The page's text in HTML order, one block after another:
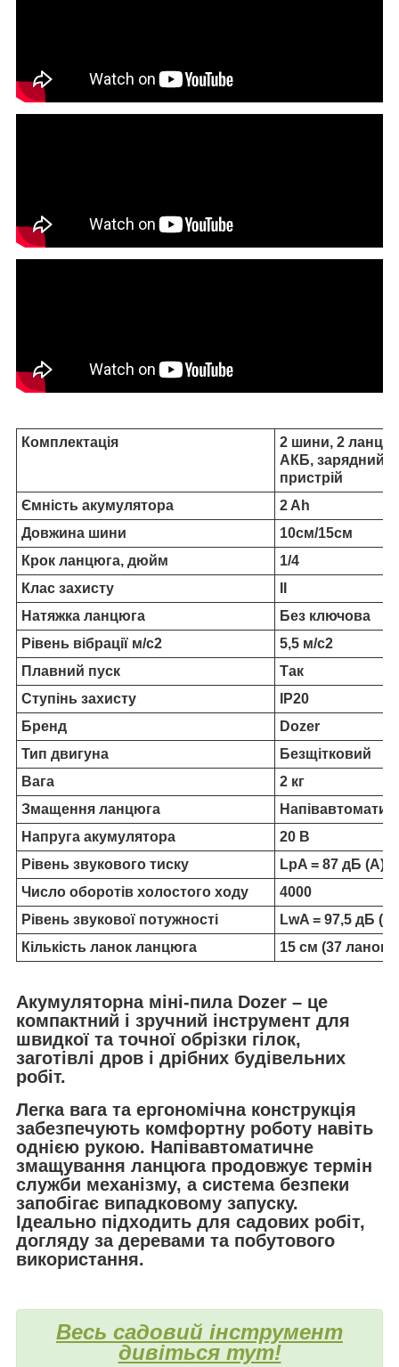
Комплектація
2 шини, 2
АКБ, зарядний
пристрій
Ємність акумулятора
2 Ah
Довжина шини
10см/15см
Крок ланцюга, дюйм
1/4
Клас захисту
Натяжка ланцюга
Без ключова
Рівень вібрації м/с2
5,5 м/с2
Плавний пуск
Так
Ступінь захисту
IP20
Бренд
Dozer
Тип двигуна
Безщітковий
Вага
2 кг
Змащення ланцюга
Напруга акумулятора
20 B
Рівень звукового тиску
LpA = 87 дБ (А)
Число оборотів холостого ходу
4000
Рівень звукової потужності
LwA = 97,5 дБ (А)
Кількість ланок ланцюга
15 см (37 ланок)
Акумуляторна міні-пила Dozer – це
компактний і зручний інструмент для
швидкої та точної обрізки гілок,
заготівлі дров і дрібних будівельних
робіт.
Легка вага та ергономічна конструкція
забезпечують комфортну роботу навіть
однією рукою. Напівавтоматичне
змащування ланцюга продовжує термін
служби механізму, а система безпеки
запобігає випадковому запуску.
Ідеально підходить для садових робіт,
догляду за деревами та побутового
використання.
Весь садовий інструмент
дивіться тут!